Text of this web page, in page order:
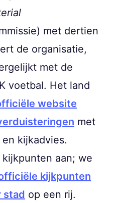
met dertien
de organisatie,
met de
voetbal. Het land
website
met
kijkadvies.
kijkpunten aan; we
kijkpunten
stad op een rij.